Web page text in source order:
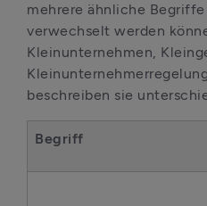
mehrere ähnliche
verwechselt werden
Kleinunternehmen,
beschreiben sie
Begriff